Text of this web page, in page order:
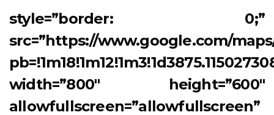
style=”border: 0;”
src=”https://www.google.com/
width=”800″ height=”600″
allowfullscreen=”allowfullscreen”